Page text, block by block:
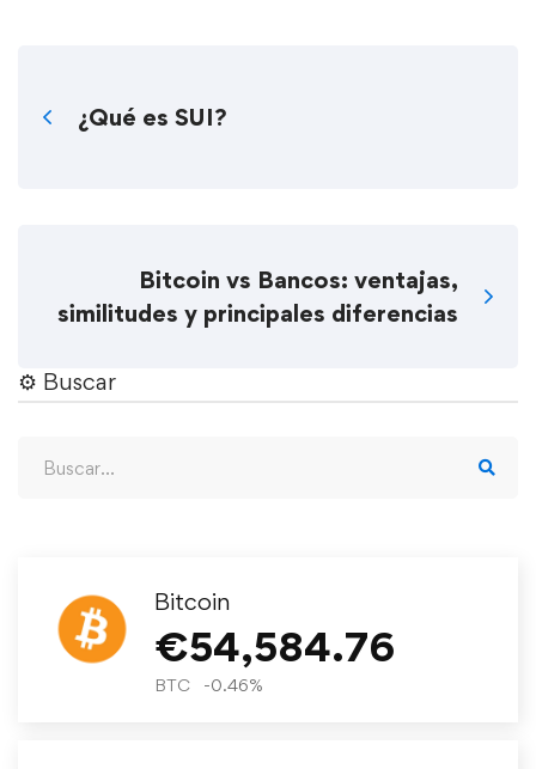
¿Qué es SUI?
Bitcoin vs Bancos: ventajas,
similitudes y principales diferencias
⚙︎ Buscar
Bitcoin
€54,584.76
BTC -0.46%